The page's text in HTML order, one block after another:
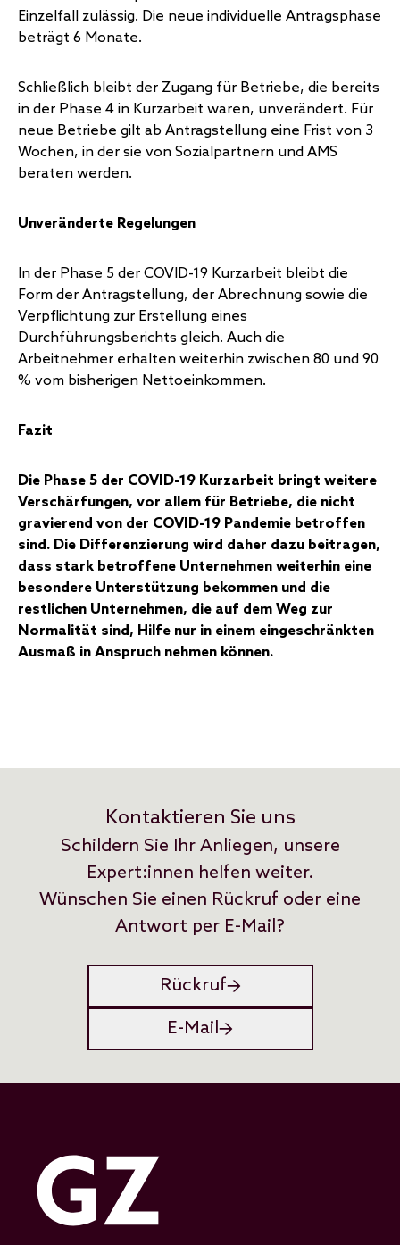
Einzelfall zulässig. Die neue individuelle Antragsphase
beträgt 6 Monate.
Schließlich bleibt der Zugang für Betriebe, die bereits
in der Phase 4 in Kurzarbeit waren, unverändert. Für
neue Betriebe gilt ab Antragstellung eine Frist von 3
Wochen, in der sie von Sozialpartnern und AMS
beraten werden.
Unveränderte Regelungen
In der Phase 5 der COVID-19 Kurzarbeit bleibt die
Form der Antragstellung, der Abrechnung sowie die
Verpflichtung zur Erstellung eines
Durchführungsberichts gleich. Auch die
Arbeitnehmer erhalten weiterhin zwischen 80 und 90
% vom bisherigen Nettoeinkommen.
Fazit
Die Phase 5 der COVID-19 Kurzarbeit bringt weitere
Verschärfungen, vor allem für Betriebe, die nicht
gravierend von der COVID-19 Pandemie betroffen
sind. Die Differenzierung wird daher dazu beitragen,
dass stark betroffene Unternehmen weiterhin eine
besondere Unterstützung bekommen und die
restlichen Unternehmen, die auf dem Weg zur
Normalität sind, Hilfe nur in einem eingeschränkten
Ausmaß in Anspruch nehmen können.
Kontaktieren Sie uns
Schildern Sie Ihr Anliegen, unsere
Expert:innen helfen weiter.
Wünschen Sie einen Rückruf oder eine
Antwort per E-Mail?
Rückruf
E-Mail